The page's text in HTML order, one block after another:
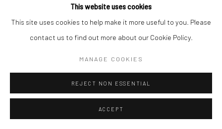
This website uses cookies
This site uses cookies to help make it more useful to you. Please
contact us to find out more about our Cookie Policy.
MANAGE COOKIES
REJECT NON ESSENTIAL
ACCEPT